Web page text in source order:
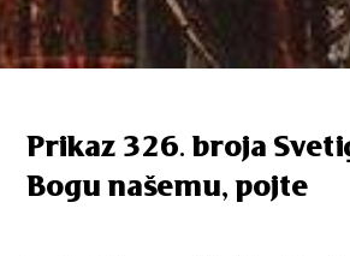
Prikaz 326. broja
Bogu našemu, pojte